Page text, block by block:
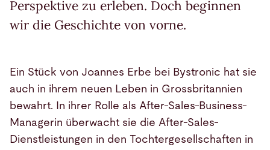
Perspektive zu erleben. Doch beginnen
wir die Geschichte von vorne.
Ein Stück von Joannes Erbe bei Bystronic hat sie
auch in ihrem neuen Leben in Grossbritannien
bewahrt. In ihrer Rolle als After-Sales-Business-
Managerin überwacht sie die After-Sales-
Dienstleistungen in den Tochtergesellschaften in